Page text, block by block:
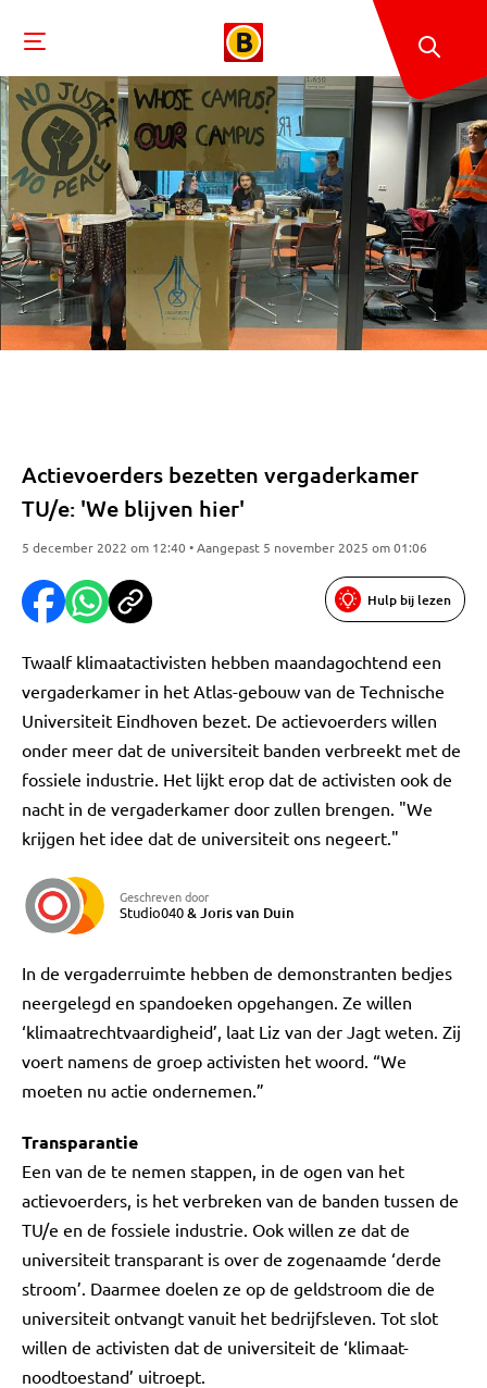
Actievoerders bezetten vergaderkamer
TU/e: 'We blijven hier'
5 december 2022 om 12:40 • Aangepast 5 november 2025 om 01:06
Hulp bij lezen
Twaalf klimaatactivisten hebben maandagochtend een
vergaderkamer in het Atlas-gebouw van de Technische
Universiteit Eindhoven bezet. De actievoerders willen
onder meer dat de universiteit banden verbreekt met de
fossiele industrie. Het lijkt erop dat de activisten ook de
nacht in de vergaderkamer door zullen brengen. "We
krijgen het idee dat de universiteit ons negeert."
Geschreven door
Studio040&Joris van Duin
In de vergaderruimte hebben de demonstranten bedjes
neergelegd en spandoeken opgehangen. Ze willen
‘klimaatrechtvaardigheid’, laat Liz van der Jagt weten. Zij
voert namens de groep activisten het woord. “We
moeten nu actie ondernemen.”
Transparantie
Een van de te nemen stappen, in de ogen van het
actievoerders, is het verbreken van de banden tussen de
TU/e en de fossiele industrie. Ook willen ze dat de
universiteit transparant is over de zogenaamde ‘derde
stroom’. Daarmee doelen ze op de geldstroom die de
universiteit ontvangt vanuit het bedrijfsleven. Tot slot
willen de activisten dat de universiteit de ‘klimaat-
noodtoestand’ uitroept.